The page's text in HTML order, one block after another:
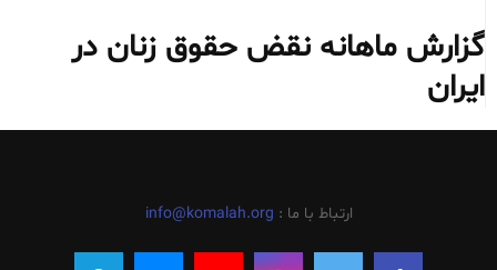
گزارش ماهانه نقض حقوق زنان در
ایران
ارتباط با ما : info@komalah.org